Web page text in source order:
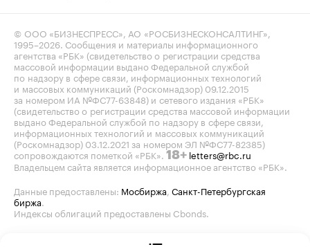
© ООО «БИЗНЕСПРЕСС», АО «РОСБИЗНЕСКОНСАЛТИНГ»,
1995–2026 . Сообщения и материалы информационного
агентства «РБК» (свидетельство о регистрации средства
массовой информации выдано Федеральной службой
по надзору в сфере связи, информационных технологий
и массовых коммуникаций (Роскомнадзор) 09.12.2015
за номером ИА №ФС77-63848) и сетевого издания «РБК»
(свидетельство о регистрации средства массовой информации
выдано Федеральной службой по надзору в сфере связи,
информационных технологий и массовых коммуникаций
(Роскомнадзор) 03.12.2021 за номером ЭЛ №ФС77-82385)
сопровождаются пометкой «РБК». 18+ letters@rbc.ru
Владельцем сайта является информационное агентство «РБК».
Данные предоставлены: Мосбиржа Санкт-Петербургская
биржа
Индексы облигаций предоставлены Cbonds.